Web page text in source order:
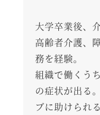
大学卒業後、
高齢者介護、
務を経験。
組織で働くう
の症状が出る
ブに助けられ